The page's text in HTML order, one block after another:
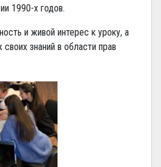
1990-х годов.
и живой интерес к уроку, а
знаний в области прав